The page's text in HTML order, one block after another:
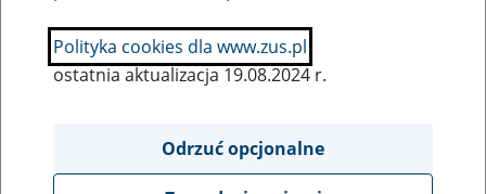
SZUKAJ
Polityka cookies dla www.zus.pl
ostatnia aktualizacja 19.08.2024 r.
Odrzuć opcjonalne